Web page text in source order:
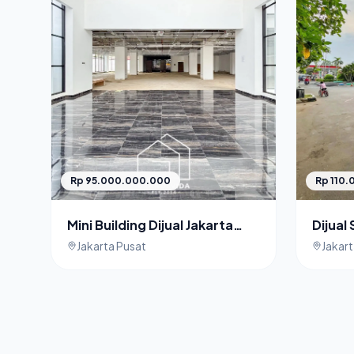
Rp 95.000.000.000
Mini Building Dijual Jakarta
Pusat
Jakarta Pusat
Rp
Dijual
Harga